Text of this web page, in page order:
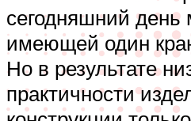
сегодняшний день
имеющей один
Но в результате
практичности